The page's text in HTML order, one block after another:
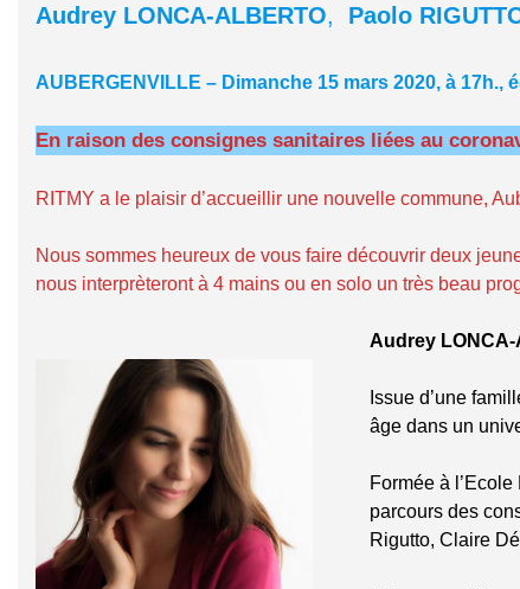
Audrey LONCA-ALBERTO, Paolo
AUBERGENVILLE – Dimanche 15 mars 2020, à 17h.,
En raison des consignes sanitaires liées au
RITMY a le plaisir d’accueillir une nouvelle commune,
Nous sommes heureux de vous faire découvrir deux
nous interprèteront à 4 mains ou en solo un très beau
Audrey
Issue d’une
âge dans un
Formée à
parcours des
Rigutto, Claire